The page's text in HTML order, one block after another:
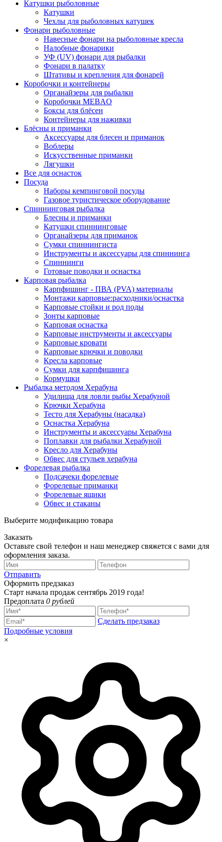
Катушки рыболовные
Катушки
Чехлы для рыболовных катушек
Фонари рыболовные
Навесные фонари на рыболовные кресла
Налобные фонарики
УФ (UV) фонари для рыбалки
Фонари в палатку
Штативы и крепления для фонарей
Коробочки и контейнеры
Органайзеры для рыбалки
Коробочки MEBAO
Боксы для блёсен
Контейнеры для наживки
Блёсны и приманки
Аксессуары для блесен и приманок
Воблеры
Искусственные приманки
Лягушки
Все для оснасток
Посуда
Наборы кемпинговой посуды
Газовое туристическое оборудование
Спиннинговая рыбалка
Блесны и приманки
Катушки спиннинговые
Органайзеры для приманок
Сумки спиннингиста
Инструменты и аксессуары для спиннинга
Спиннинги
Готовые поводки и оснастка
Карповая рыбалка
Карпфишинг - ПВА (PVA) материалы
Монтажи карповые:расходники/оснастка
Карповые стойки и род поды
Зонты карповые
Карповая оснастка
Карповые инструменты и аксессуары
Карповые кровати
Карповые крючки и поводки
Кресла карповые
Сумки для карпфишинга
Кормушки
Рыбалка методом Херабуна
Удилища для ловли рыбы Херабуной
Крючки Херабуна
Тесто для Херабуны (насадка)
Оснастка Херабуна
Инструменты и аксессуары Херабуна
Поплавки для рыбалки Херабуной
Кресло для Херабуны
Обвес для стульев херабуна
Форелевая рыбалка
Подсачеки форелевые
Форелевые приманки
Форелевые ящики
Обвес и стаканы
Выберите модификацию товара
Заказать
Оставьте свой телефон и наш менеджер свяжется с вами для
оформления заказа.
Отправить
Оформить предзаказ
Старт начала продаж сентябрь 2019 года!
Предоплата 0 рублей
Сделать предзаказ
Подробные условия
×